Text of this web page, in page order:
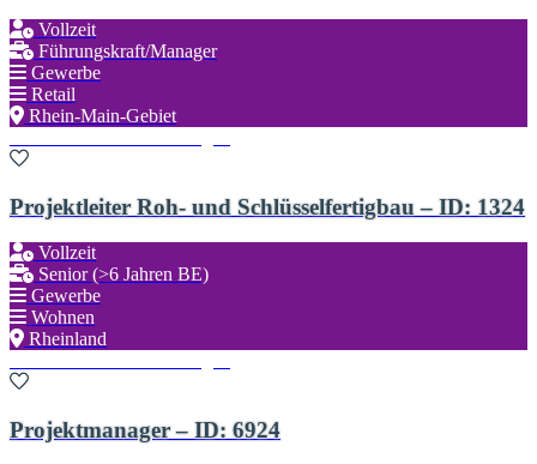
Vollzeit
Führungskraft/Manager
Gewerbe
Retail
Rhein-Main-Gebiet
Projektleiter Roh- und Schlüsselfertigbau – ID: 1324
Vollzeit
Senior (>6 Jahren BE)
Gewerbe
Wohnen
Rheinland
Projektmanager – ID: 6924